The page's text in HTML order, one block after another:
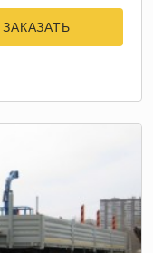
ЗАКАЗАТЬ